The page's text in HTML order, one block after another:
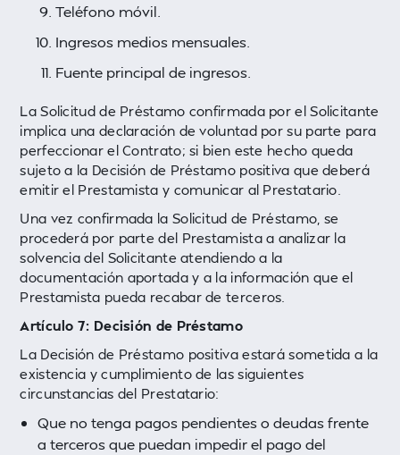
Teléfono móvil.
Ingresos medios mensuales.
Fuente principal de ingresos.
La Solicitud de Préstamo confirmada por el Solicitante
implica una declaración de voluntad por su parte para
perfeccionar el Contrato; si bien este hecho queda
sujeto a la Decisión de Préstamo positiva que deberá
emitir el Prestamista y comunicar al Prestatario.
Una vez confirmada la Solicitud de Préstamo, se
procederá por parte del Prestamista a analizar la
solvencia del Solicitante atendiendo a la
documentación aportada y a la información que el
Prestamista pueda recabar de terceros.
Artículo 7: Decisión de Préstamo
La Decisión de Préstamo positiva estará sometida a la
existencia y cumplimiento de las siguientes
circunstancias del Prestatario:
Que no tenga pagos pendientes o deudas frente
a terceros que puedan impedir el pago del